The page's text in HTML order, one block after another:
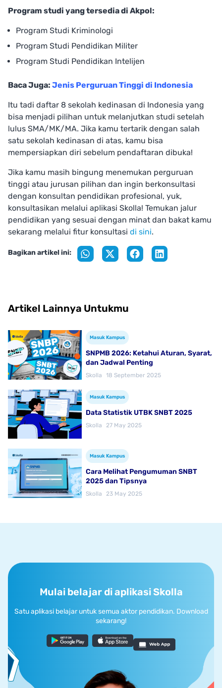
Program studi yang tersedia di Akpol:
Program Studi Kriminologi
Program Studi Pendidikan Militer
Program Studi Pendidikan Intelijen
Baca Juga: Jenis Perguruan Tinggi di Indonesia
Itu tadi daftar 8 sekolah kedinasan di Indonesia yang
bisa menjadi pilihan untuk melanjutkan studi setelah
lulus SMA/MK/MA. Jika kamu tertarik dengan salah
satu sekolah kedinasan di atas, kamu bisa
mempersiapkan diri sebelum pendaftaran dibuka!
Jika kamu masih bingung menemukan perguruan
tinggi atau jurusan pilihan dan ingin berkonsultasi
dengan konsultan pendidikan profesional, yuk,
konsultasikan melalui aplikasi Skolla! Temukan jalur
pendidikan yang sesuai dengan minat dan bakat kamu
sekarang melalui fitur konsultasi di sini.
Bagikan artikel ini:
Artikel Lainnya Untukmu
Masuk Kampus
SNPMB 2026: Ketahui Aturan, Syarat,
dan Jadwal Penting
Skolla 18 September 2025
Masuk Kampus
Data Statistik UTBK SNBT 2025
Skolla 27 May 2025
Masuk Kampus
Cara Melihat Pengumuman SNBT
2025 dan Tipsnya
Skolla 23 May 2025
Mulai belajar di aplikasi Skolla
Satu aplikasi belajar untuk semua aktor pendidikan. Download
sekarang!